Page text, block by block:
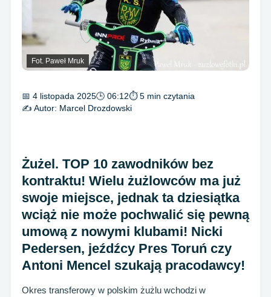
Fot. Paweł Mruk
📅 4 listopada 2025🕒 06:12⏱ 5 min czytania
✍️ Autor: Marcel Drozdowski
Żużel. TOP 10 zawodników bez
kontraktu! Wielu żużlowców ma już
swoje miejsce, jednak ta dziesiątka
wciąż nie może pochwalić się pewną
umową z nowymi klubami! Nicki
Pedersen, jeźdźcy Pres Toruń czy
Antoni Mencel szukają pracodawcy!
Okres transferowy w polskim żużlu wchodzi w